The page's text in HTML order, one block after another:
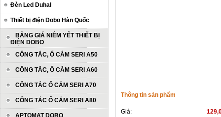
Đèn Led Duhal
Thiết bị điện Dobo Hàn Quốc
BẢNG GIÁ NIÊM YẾT THIẾT BỊ
ĐIỆN DOBO
CÔNG TẮC, Ổ CẮM SERI A50
CÔNG TẮC, Ổ CẮM SERI A60
CÔNG TẮC Ổ CẮM SERI A70
CÔNG TẮC Ổ CẮM SERI A80
Thông tin sản phẩm
Giá: